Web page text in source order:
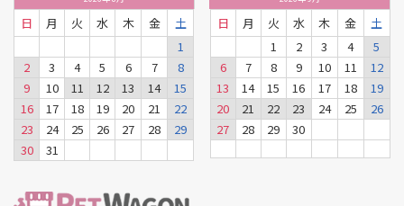
日 月 火 水 木 金
土
1
2
3 4 5 6 7
8
9
10 11 12 13 14
15
16
17 18 19 20 21
22
23
24 25 26 27 28
29
30
31
日 月 火 水 木 金
土
1
2 3 4
5
6
7 8 9 10 11
12
13
14 15 16 17 18
19
20
21 22 23 24 25
26
27
28 29 30